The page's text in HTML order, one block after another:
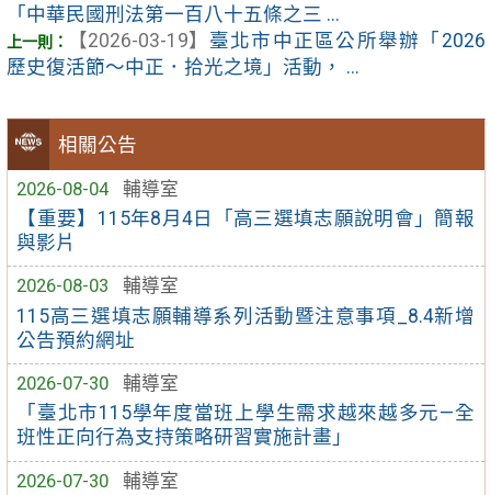
相關公告
2026-08-04
輔導室
【重要】115年8月4日「高三選填志願說明會」簡報
與影片
2026-08-03
輔導室
115高三選填志願輔導系列活動暨注意事項_8.4新增
公告預約網址
2026-07-30
輔導室
「臺北市115學年度當班上學生需求越來越多元—全
班性正向行為支持策略研習實施計畫」
2026-07-30
輔導室
「中華民國刑法第一百八十五條之三 ...
【2026-03-19】
臺北市中正區公所舉辦「2026
歷史復活節～中正．拾光之境」活動， ...